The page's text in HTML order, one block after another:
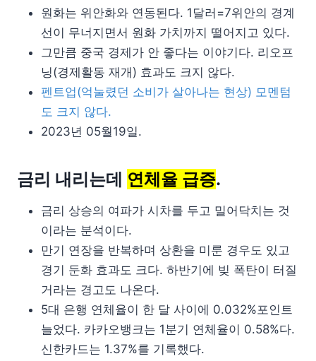
원화는 위안화와 연동된다. 1달러=7위안의 경계
선이 무너지면서 원화 가치까지 떨어지고 있다.
그만큼 중국 경제가 안 좋다는 이야기다. 리오프
닝(경제활동 재개) 효과도 크지 않다.
펜트업(억눌렸던 소비가 살아나는 현상) 모멘텀
도 크지 않다.
2023년 05월19일.
금리 내리는데 연체율 급증.
금리 상승의 여파가 시차를 두고 밀어닥치는 것
이라는 분석이다.
만기 연장을 반복하며 상환을 미룬 경우도 있고
경기 둔화 효과도 크다. 하반기에 빚 폭탄이 터질
거라는 경고도 나온다.
5대 은행 연체율이 한 달 사이에 0.032%포인트
늘었다. 카카오뱅크는 1분기 연체율이 0.58%다.
신한카드는 1.37%를 기록했다.